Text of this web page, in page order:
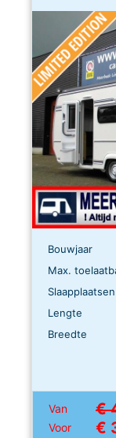
Bouwjaar
Max.
Slaapplaatsen
Lengte
Breedte
Van €
Voor €